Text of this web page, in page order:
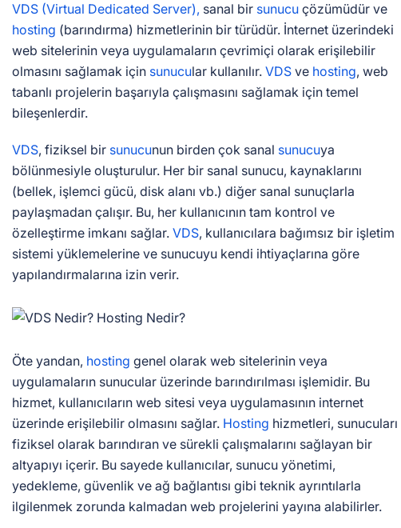
VDS (Virtual Dedicated Server), sanal bir sunucu çözümüdür ve
hosting (barındırma) hizmetlerinin bir türüdür. İnternet üzerindeki
web sitelerinin veya uygulamaların çevrimiçi olarak erişilebilir
olmasını sağlamak için sunucular kullanılır. VDS ve hosting, web
tabanlı projelerin başarıyla çalışmasını sağlamak için temel
bileşenlerdir.
VDS, fiziksel bir sunucunun birden çok sanal sunucuya
bölünmesiyle oluşturulur. Her bir sanal sunucu, kaynaklarını
(bellek, işlemci gücü, disk alanı vb.) diğer sanal sunuçlarla
paylaşmadan çalışır. Bu, her kullanıcının tam kontrol ve
özelleştirme imkanı sağlar. VDS, kullanıcılara bağımsız bir işletim
sistemi yüklemelerine ve sunucuyu kendi ihtiyaçlarına göre
yapılandırmalarına izin verir.
Öte yandan, hosting genel olarak web sitelerinin veya
uygulamaların sunucular üzerinde barındırılması işlemidir. Bu
hizmet, kullanıcıların web sitesi veya uygulamasının internet
üzerinde erişilebilir olmasını sağlar. Hosting hizmetleri, sunucuları
fiziksel olarak barındıran ve sürekli çalışmalarını sağlayan bir
altyapıyı içerir. Bu sayede kullanıcılar, sunucu yönetimi,
yedekleme, güvenlik ve ağ bağlantısı gibi teknik ayrıntılarla
ilgilenmek zorunda kalmadan web projelerini yayına alabilirler.